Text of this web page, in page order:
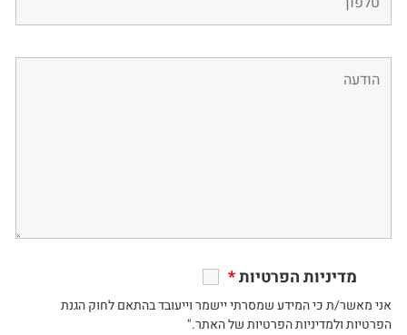
מדיניות הפרטיות*
אני מאשר/ת כי המידע שמסרתי יישמר וייעובד בהתאם לחוק הגנת
הפרטיות ולמדיניות הפרטיות של האתר."